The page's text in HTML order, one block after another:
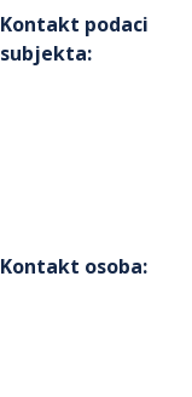
Kontakt podaci
subjekta:
Kontakt osoba: